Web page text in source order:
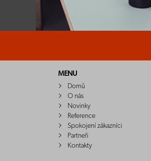
MENU
Domů
O nás
Novinky
Reference
Spokojení zákazníci
Partneři
Kontakty